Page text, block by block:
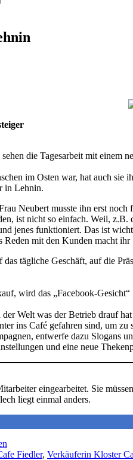
die Tagesarbeit mit einem
im Osten war, hat auch
in Lehnin.
Neubert musste ihn erst noch
ist nicht so einfach. Weil,
jenes funktioniert. Das ist
mit den Kunden macht ihr
tägliche Geschäft, auf die
wird das „Facebook-Gesicht“
Welt was der Betrieb drauf
ins Café gefahren sind, um zu
entwerfe dazu Slogans
und eine neue
eingearbeitet. Sie
liegt einmal anders.
Fiedler, Verkäuferin Kloster